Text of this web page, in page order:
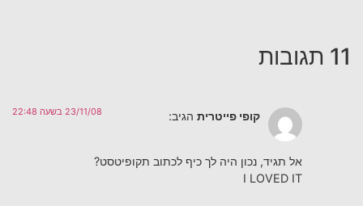
11 תגובות
קופי פייטרית הגיב: 23/11/08 בשעה 22:48
אל תגיד, נכון היה לך כיף לכתוב תקופיטסט?
I LOVED IT